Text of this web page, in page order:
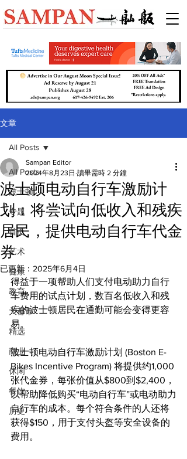
文章
All Posts
波士顿
专题
首页
艺术
健康
教育
大都市
精选
商业
休闲
餐饮
历史
All Posts
波士顿电动自行车激励计
划：将尝试向低收入和残疾
居民，提供电动自行车代金
券
Sampan Editor
2024年8月23日 讀畢需時 2 分鐘
已更新： 2025年6月4日
得益于一项帮助人们支付电动助力自行
车费用的试点计划，数百名低收入和残
疾的波士顿居民在通勤可能会变得更容
易。
波士顿电动自行车激励计划 (Boston E-
Bikes Incentive Program) 将提供约1,000
张代金券，每张价值从$800到$2,400，
以帮助降低购买“电动自行车”或电动助力
自行车的成本。每个符合条件的人还将
获得$150，用于支付头盔等安全设备的
费用。